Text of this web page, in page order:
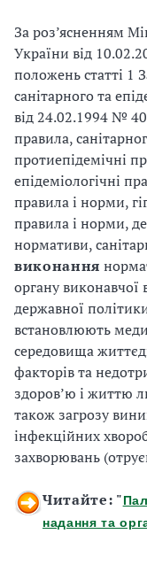
За роз’ясненням
України від
положень статті 1
санітарного та
від 24.02.1994 №
правила,
протиепідемічні
епідеміологічні
правила і норми,
правила і норми,
нормативи,
виконання
органу
державної
встановлюють
середовища
факторів та
здоров’ю і життю
також загрозу
інфекційних
захворювань
Читайте: "
надання та